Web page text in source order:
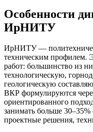
Особенности
ИрНИТУ
ИрНИТУ —
техническим профилем.
работ: большинство из
технологическую,
геологическую
ВКР формулируются
ориентированного
занимать больше
проектные решения,